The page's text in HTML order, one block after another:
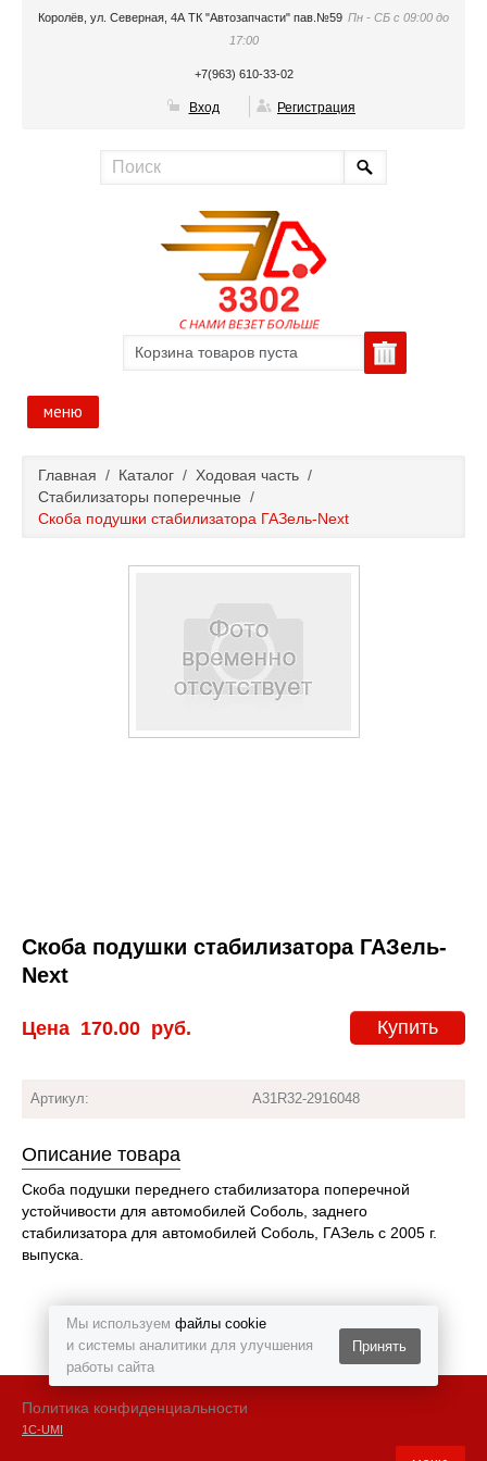
Мы используем файлы cookie
и системы аналитики для улучшения
работы сайта
Принять
Королёв, ул. Северная, 4А ТК "Автозапчасти" пав.№59 Пн - СБ с 09:00 до
17:00
+7(963) 610-33-02
Вход Регистрация
Корзина товаров пуста
меню
Каталог
Полезные статьи
Главная / Каталог / Ходовая часть /
Стабилизаторы поперечные /
Скоба подушки стабилизатора ГАЗель-Next
Скоба подушки стабилизатора ГАЗель-
Next
Купить
Цена 170.00 руб.
Артикул: A31R32-2916048
Описание товара
Скоба подушки переднего стабилизатора поперечной
устойчивости для автомобилей Соболь, заднего
стабилизатора для автомобилей Соболь, ГАЗель с 2005 г.
выпуска.
Политика конфиденциальности
1С-UMI